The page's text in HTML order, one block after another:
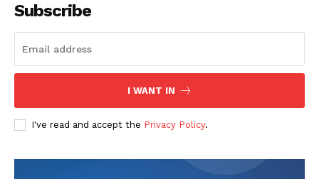
Subscribe
I WANT IN
I've read and accept the Privacy Policy.